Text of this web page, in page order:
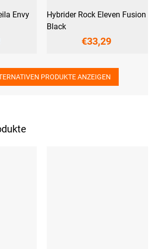
Envy
Hybrider Rock Eleven Fusion
Black
€33,29
PRODUKTE ANZEIGEN